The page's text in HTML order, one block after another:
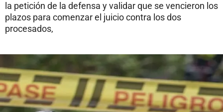
la petición de la defensa y validar que se vencieron los
plazos para comenzar el juicio contra los dos
procesados,